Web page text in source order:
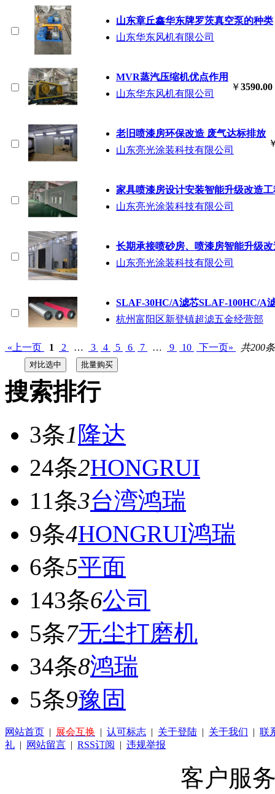
山东章丘鑫华东牌罗茨真空泵的种类
山东华东风机有限公司
MVR蒸汽压缩机优点作用
山东华东风机有限公司
￥3590.00
老旧喷漆房环保改造 废气达标排放
山东亮光涂装科技有限公司
家具喷漆房设计安装智能升级改造
山东亮光涂装科技有限公司
长期承接喷砂房、喷漆房智能升级
山东亮光涂装科技有限公司
SLAF-30HC/A滤芯SLAF-100HC/A
杭州富阳区新登镇超滤五金经营部
«上一页 1 2 … 3 4 5 6 7 … 9 10 下一页» 共200
搜索排行
3条1 隆达
24条2HONGRUI
11条3台湾鸿瑞
9条4HONGRUI鸿瑞
6条5平面
143条6公司
5条7无尘打磨机
34条8鸿瑞
5条9豫固
网站首页 | 展会互换 | 认可标志 | 关于登陆 | 关于我们 | 联
礼 | 网站留言 | RSS订阅 | 违规举报
客户服